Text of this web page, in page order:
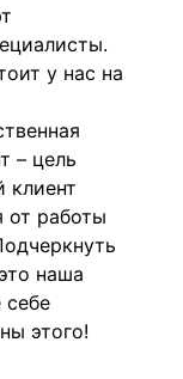
у нас на
– цель
клиент
от работы
наша
себе
этого!